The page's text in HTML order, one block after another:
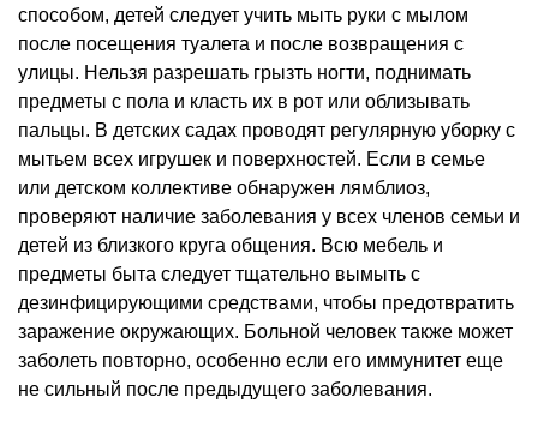
способом, детей следует учить мыть руки с мылом
после посещения туалета и после возвращения с
улицы. Нельзя разрешать грызть ногти, поднимать
предметы с пола и класть их в рот или облизывать
пальцы. В детских садах проводят регулярную уборку с
мытьем всех игрушек и поверхностей. Если в семье
или детском коллективе обнаружен лямблиоз,
проверяют наличие заболевания у всех членов семьи и
детей из близкого круга общения. Всю мебель и
предметы быта следует тщательно вымыть с
дезинфицирующими средствами, чтобы предотвратить
заражение окружающих. Больной человек также может
заболеть повторно, особенно если его иммунитет еще
не сильный после предыдущего заболевания.